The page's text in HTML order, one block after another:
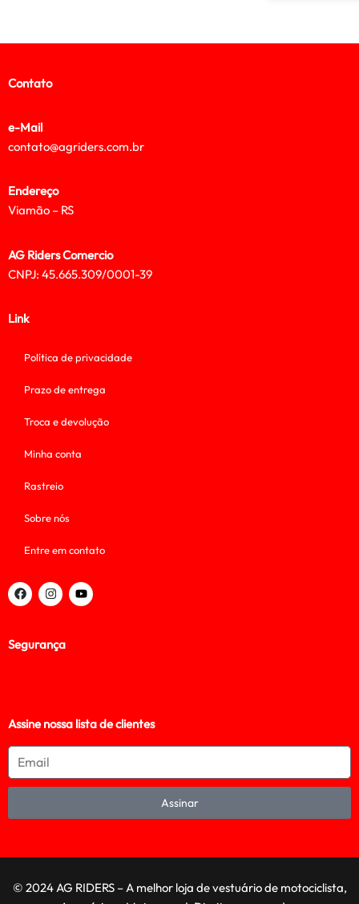
Contato
e-Mail
contato@agriders.com.br
Endereço
Viamão – RS
AG Riders Comercio
CNPJ: 45.665.309/0001-39
Link
Política de privacidade
Prazo de entrega
Troca e devolução
Minha conta
Rastreio
Sobre nós
Entre em contato
Segurança
Assine nossa lista de clientes
Assinar
© 2024 AG RIDERS – A melhor loja de vestuário de motociclista,